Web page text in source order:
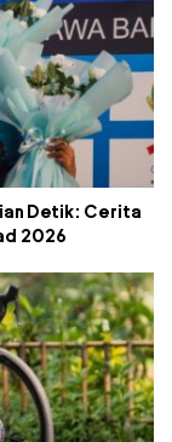
Detik: Cerita
2026